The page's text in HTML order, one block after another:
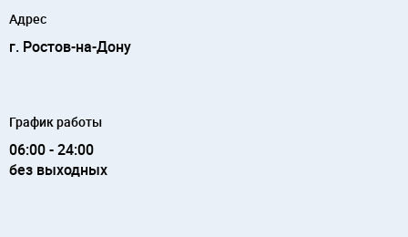
Адрес
г. Ростов-на-Дону
График работы
06:00 - 24:00
без выходных